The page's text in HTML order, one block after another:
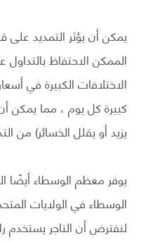
يمكن أن يؤثر التمديد على
الممكن الاحتفاظ
الاختلافات الكبيرة في
كبيرة كل يوم ، مما يمكن
يزيد أو يقلل الخسائر) من
يوفر معظم الوسطاء أيضًا